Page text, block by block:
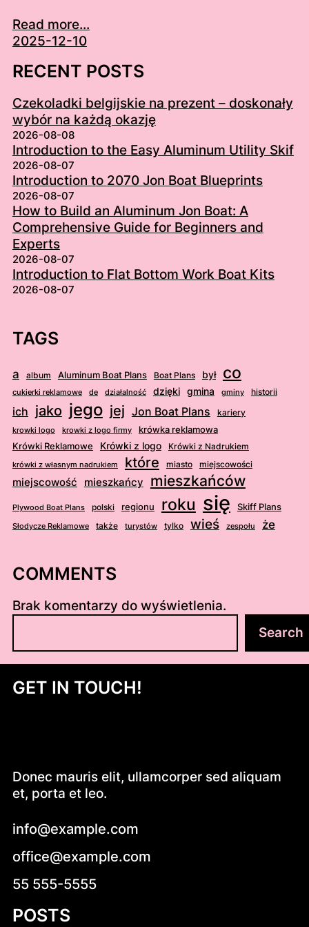
Read more...
2025-12-10
RECENT POSTS
Czekoladki belgijskie na prezent – doskonały
wybór na każdą okazję
2026-08-08
Introduction to the Easy Aluminum Utility Skif
2026-08-07
Introduction to 2070 Jon Boat Blueprints
2026-08-07
How to Build an Aluminum Jon Boat: A
Comprehensive Guide for Beginners and
Experts
2026-08-07
Introduction to Flat Bottom Work Boat Kits
2026-08-07
TAGS
a album Aluminum Boat Plans Boat Plans był co
cukierki reklamowe de działalność dzięki gmina gminy historii
ich jako jego jej Jon Boat Plans kariery
krowki logo krowki z logo firmy krówka reklamowa
Krówki Reklamowe Krówki z logo Krówki z Nadrukiem
krówki z własnym nadrukiem które miasto miejscowości
miejscowość mieszkańcy mieszkańców
Plywood Boat Plans polski regionu roku się Skiff Plans
Słodycze Reklamowe także turystów tylko wieś zespołu że
COMMENTS
Brak komentarzy do wyświetlenia.
u
a
Search
GET IN TOUCH!
Donec mauris elit, ullamcorper sed aliquam
et, porta et leo.
info@example.com
office@example.com
55 555-5555
POSTS